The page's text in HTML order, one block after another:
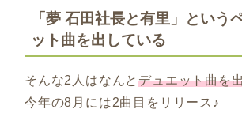
「夢 石田社長と有里」という
ット曲を出している
そんな2人はなんとデュエット曲を
今年の8月には2曲目をリリース♪